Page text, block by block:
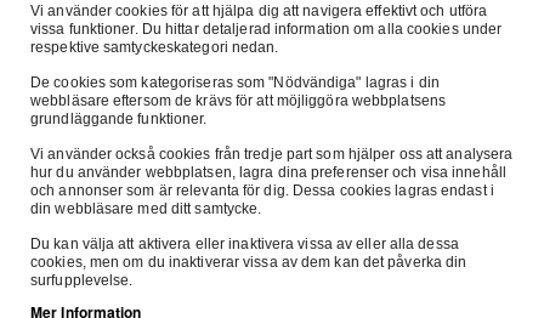
Denna sida är SSL-krypterad
Säkra Betalningar
Hos oss betalar du tryggt och säkert med
SVEA.
Vi använder cookies för att hjälpa dig att navigera effektivt och utföra
vissa funktioner. Du hittar detaljerad information om alla cookies under
respektive samtyckeskategori nedan.
De cookies som kategoriseras som "Nödvändiga" lagras i din
webbläsare eftersom de krävs för att möjliggöra webbplatsens
grundläggande funktioner.
Vi använder också cookies från tredje part som hjälper oss att analysera
hur du använder webbplatsen, lagra dina preferenser och visa innehåll
och annonser som är relevanta för dig. Dessa cookies lagras endast i
din webbläsare med ditt samtycke.
Du kan välja att aktivera eller inaktivera vissa av eller alla dessa
cookies, men om du inaktiverar vissa av dem kan det påverka din
surfupplevelse.
Mer Information